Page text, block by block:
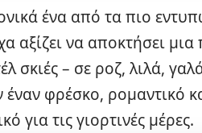
ένα από τα πιο
να αποκτήσει μια
σκιές – σε ροζ, λιλά,
φρέσκο, ρομαντικό
για τις γιορτινές μέρες.